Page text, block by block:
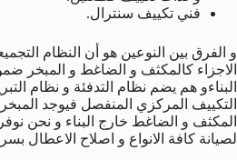
فني تكييف سنترال.
و الفرق بين النوعين هو أن النظام
الاجزاء كالمكثف و الضاغط و المبخر
البناءو هم يضم نظام التدفئة و نظام
التكييف المركزي المنفصل فيوجد المبخر
المكثف و الضاغط خارج البناء و نحن
لصيانة كافة الانواع و اصلاح الاعطال